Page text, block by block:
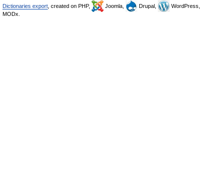
Dictionaries export , created on PHP, Joomla, Drupal,
WordPress,
MODx.